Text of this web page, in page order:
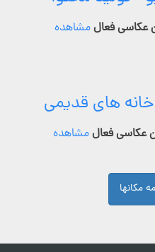
مشاهده
های قدیمی
مشاهده
مکانها